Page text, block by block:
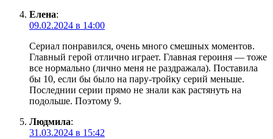
Елена:
09.02.2024 в 14:00
Сериал понравился, очень много смешных моментов.
Главный герой отлично играет. Главная героиня — тоже
все нормально (лично меня не раздражала). Поставила
бы 10, если бы было на пару-тройку серий меньше.
Последнии серии прямо не знали как растянуть на
подольше. Поэтому 9.
Людмила:
31.03.2024 в 15:42